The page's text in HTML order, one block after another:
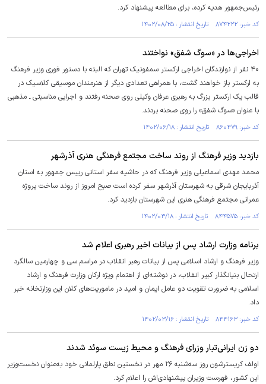
رئیس‌جمهور هدیه کرده، برای مطالعه پیشنهاد کرد.
کد خبر: ۸۷۴۲۲۲ تاریخ انتشار : ۱۴۰۲/۰۸/۲۵
اخراجی‌ها در «سوگ شفق» نواختند
۴۰ نفر از نوازندگان اخراجی ارکستر سمفونیک تهران که البته با دستور فوری وزیر فرهنگ
به ارکستر باز خواهند گشت، با همراهی تعدادی دیگر از هنرمندان موسیقی کلاسیک در
قالب یک ارکستر بزرگ به رهبری عرفان وکیلی روی صحنه رفتند و اجرایی مناسبتی ـ مذهبی
با عنوان «سوگ شفق» را روی صحنه بردند.
کد خبر: ۸۶۰۴۷۹ تاریخ انتشار : ۱۴۰۲/۰۶/۱۸
بازدید وزیر فرهنگ از روند ساخت مجتمع فرهنگی هنری آذرشهر
محمد مهدی اسماعیلی وزیر فرهنگ که در حاشیه سفر استانی رییس جمهور به استان
آذربایجان شرقی به شهرستان آذرشهر سفر کرده است صبح امروز از روند ساخت پروژه
عمرانی مجتمع فرهنگی هنری این شهرستان بازدید کرد.
کد خبر: ۸۴۴۵۷۵ تاریخ انتشار : ۱۴۰۲/۰۳/۱۸
برنامه وزارت ارشاد پس از بیانات اخیر رهبری اعلام شد
وزیر فرهنگ و ارشاد اسلامی پس از بیانات رهبر انقلاب در مراسم سی و چهارمین سالگرد
ارتحال بنیانگذار کبیر انقلاب، در نوشته‌ای از اهتمام ویژه ارکان وزارت فرهنگ و ارشاد
اسلامی به ضرورت تقویت دو عامل ایمان و امید در ماموریت‌های کلان این وزارتخانه خبر
داد.
کد خبر: ۸۴۴۱۶۳ تاریخ انتشار : ۱۴۰۲/۰۳/۱۶
دو زن ایرانی‌تبار وزرای فرهنگ و محیط زیست سوئد شدند
اولف کریسترشون روز سه‌شنبه ۲۶ مهر در نخستین نطق پارلمانی خود به‌عنوان نخست‌وزیر
این کشور، فهرست وزیران پیشنهادی‌اش را اعلام کرد.